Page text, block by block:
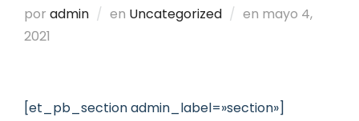
por admin en Uncategorized en Publicado
mayo 4,
2021
[et_pb_section admin_label=»section»]